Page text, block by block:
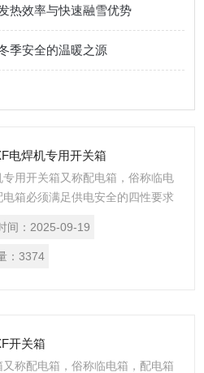
热效率与快速融雪优势
季安全的温暖之源
电焊机专用开关箱
专用开关箱又称配电箱，俗称临电
电箱必须满足供电安全的四性要求
间： 2025-09-19
： 3374
开关箱
又称配电箱，俗称临电箱，配电箱